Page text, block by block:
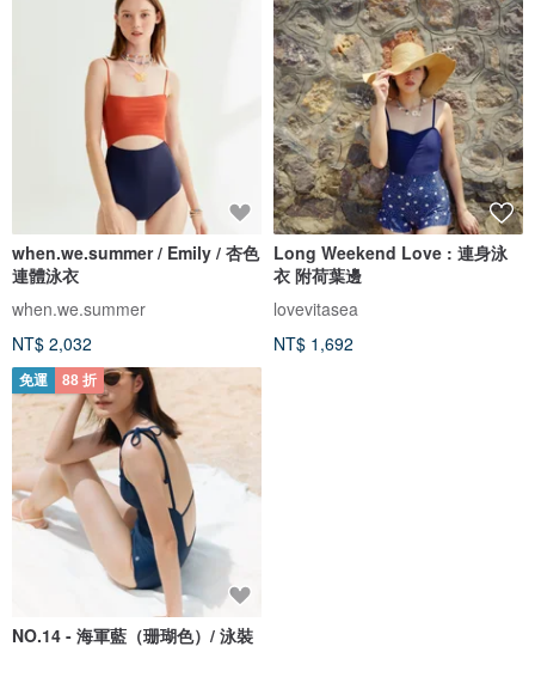
when.we.summer / Emily / 杏色
連體泳衣
when.we.summer
NT$ 2,032
Long Weekend Love : 連身泳
衣 附荷葉邊
lovevitasea
NT$ 1,692
免運 88 折
NO.14 - 海軍藍（珊瑚色）/ 泳裝